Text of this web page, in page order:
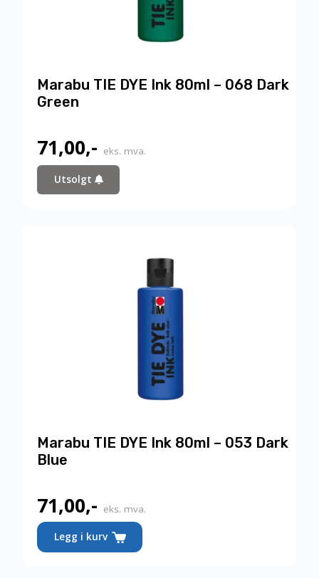
Marabu TIE DYE Ink 80ml – 068 Dark
Green
71,00,- eks. mva.
Utsolgt
Marabu TIE DYE Ink 80ml – 053 Dark
Blue
71,00,- eks. mva.
Legg i kurv